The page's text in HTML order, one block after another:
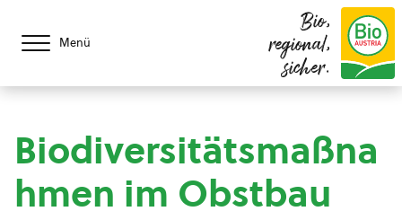
Menü
Bio,
regional,
sicher.
Biodiversitätsmaßna
hmen im Obstbau